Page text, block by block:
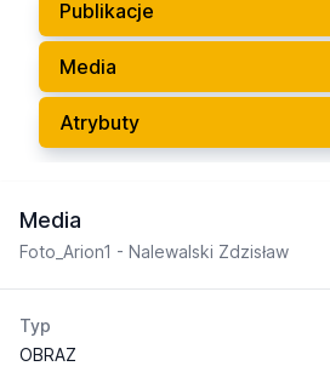
Publikacje
Media
Atrybuty
Media
Foto_Arion1 - Nalewalski Zdzisław
Typ
OBRAZ